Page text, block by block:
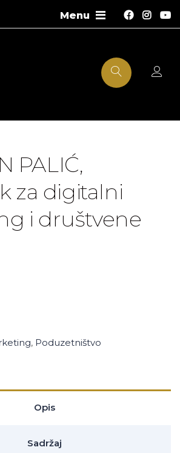
PALIĆ,
za digitalni
i društvene
, Poduzetništvo
Opis
Sadržaj